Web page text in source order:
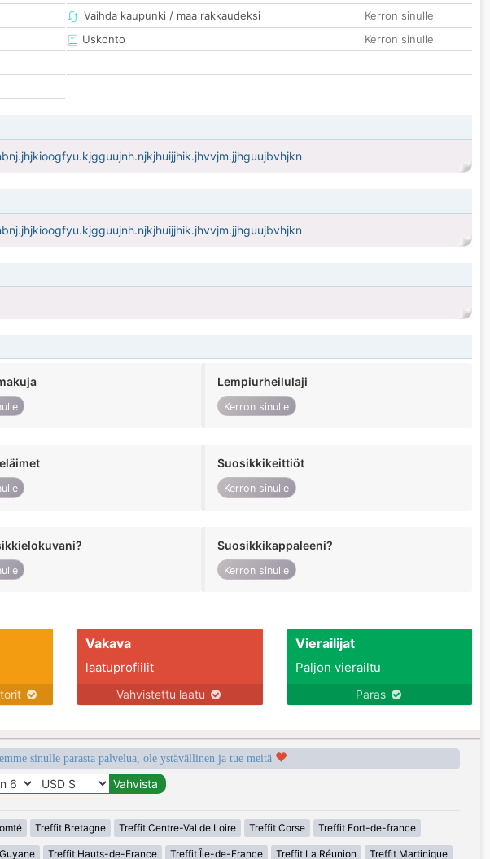
Vaihda kaupunki / maa rakkaudeksi
Kerron sinulle
Uskonto
Kerron sinulle
Lempiurheilulaji
Kerron sinulle
Suosikkikeittiöt
Kerron sinulle
Suosikkikappaleeni?
Kerron sinulle
Vakava
laatuprofiilit
Vahvistettu laatu
Vierailijat
Paljon vierailtu
Paras
sinulle parasta palvelua, ole ystävällinen ja tue meitä
Treffit Bretagne Treffit Centre-Val de Loire Treffit Corse Treffit Fort-de-france
Treffit Hauts-de-France Treffit Île-de-France Treffit La Réunion Treffit Martinique